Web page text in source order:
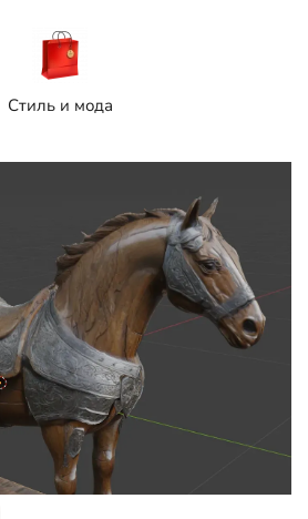
Стиль и мода